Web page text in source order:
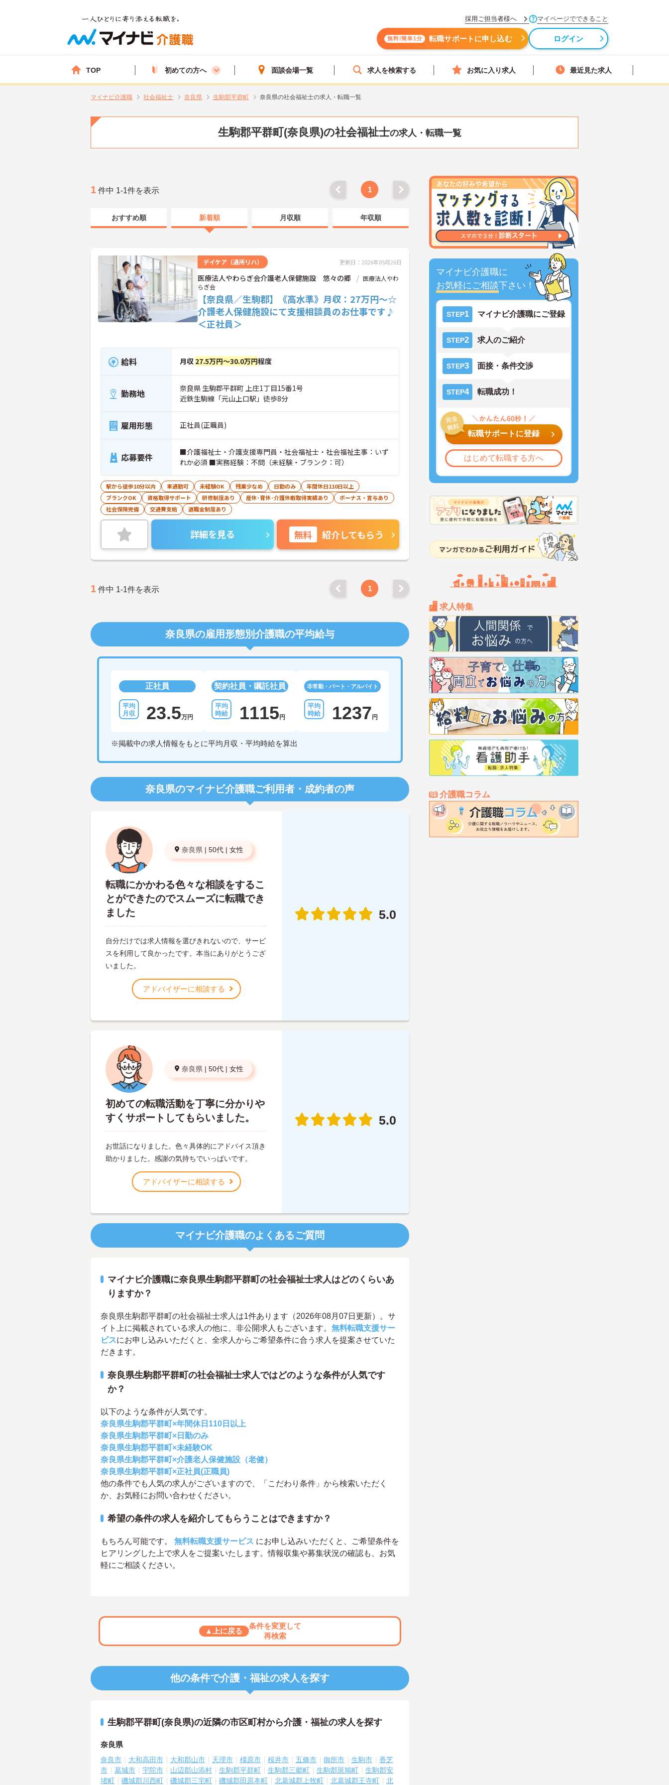
採用ご担当者様へ マイページでできること
無料!簡単1分 転職サポートに申し込む ログイン
TOP 初めての方へ 面談会場一覧 求人を検索する お気に入り求人 最近見た求人
マイナビ介護職 社会福祉士 奈良県 生駒郡平群町 奈良県の社会福祉士の求人・転職一覧
生駒郡平群町(奈良県)の社会福祉士の求人・転職一覧
マイナビ介護職に
お気軽にご相談下さい！
STEP1 マイナビ介護職にご登録
STEP2 求人のご紹介
STEP3 面接・条件交渉
STEP4 転職成功！
転職サポートに登録
はじめて転職する方へ
求人特集
介護職コラム
1 件中 1-1件を表示 1
おすすめ順 新着順 月収順 年収順
デイケア（通所リハ） 更新日：2026年05月26日
医療法人やわらぎ会介護老人保健施設 悠々の郷
医療法人やわ
らぎ会
【奈良県／生駒郡】《高水準》月収：27万円～☆
介護老人保健施設にて支援相談員のお仕事です♪
＜正社員＞
給料 月収 27.5万円～30.0万円程度
勤務地
奈良県 生駒郡平群町 上庄1丁目15番1号
近鉄生駒線「元山上口駅」徒歩8分
雇用形態 正社員(正職員)
応募要件
■介護福祉士・介護支援専門員・社会福祉士・社会福祉主事：いず
れか必須 ■実務経験：不問（未経験・ブランク：可）
駅から徒歩10分以内 車通勤可 未経験OK 残業少なめ 日勤のみ
年間休日110日以上
ブランクOK
資格取得サポート 研修制度あり 産休･育休･介護休暇取得実績あり
ボーナス・賞与あり
社会保険完備
交通費支給 退職金制度あり
詳細を見る 無料 紹介してもらう
1 件中 1-1件を表示 1
奈良県の雇用形態別介護職の平均給与
正社員
23.5万円
契約社員・嘱託社員
1115 円
非常勤・パート・アルバイト
1237 円
※掲載中の求人情報をもとに平均月収・平均時給を算出
奈良県のマイナビ介護職ご利用者・成約者の声
奈良県 | 50代 | 女性
転職にかかわる色々な相談をするこ
とができたのでスムーズに転職でき
ました
自分だけでは求人情報を選びきれないので、サービ
スを利用して良かったです。本当にありがとうござ
いました。
アドバイザーに相談する
5.0
奈良県 | 50代 | 女性
初めての転職活動を丁寧に分かりや
すくサポートしてもらいました。
お世話になりました。色々具体的にアドバイス頂き
助かりました。感謝の気持ちでいっぱいです。
アドバイザーに相談する
5.0
マイナビ介護職のよくあるご質問
マイナビ介護職に奈良県生駒郡平群町の社会福祉士求人はどのくらいあ
りますか？
奈良県生駒郡平群町の社会福祉士求人は1件あります（2026年08月07日更新）。サ
イト上に掲載されている求人の他に、非公開求人もございます。 無料転職支援サー
ビスにお申し込みいただくと、全求人からご希望条件に合う求人を提案させていた
だきます。
奈良県生駒郡平群町の社会福祉士求人ではどのような条件が人気です
か？
以下のような条件が人気です。
奈良県生駒郡平群町×年間休日110日以上
奈良県生駒郡平群町×日勤のみ
奈良県生駒郡平群町×未経験OK
奈良県生駒郡平群町×介護老人保健施設（老健）
奈良県生駒郡平群町×正社員(正職員)
他の条件でも人気の求人がございますので、「こだわり条件」から検索いただく
か、お気軽にお問い合わせください。
希望の条件の求人を紹介してもらうことはできますか？
もちろん可能です。 無料転職支援サービス にお申し込みいただくと、ご希望条件を
ヒアリングした上で求人をご提案いたします。情報収集や募集状況の確認も、お気
軽にご相談ください。
▲上に戻る
条件を変更して
再検索
他の条件で介護・福祉の求人を探す
生駒郡平群町(奈良県)の近隣の市区町村から介護・福祉の求人を探す
奈良県
奈良市 大和高田市 大和郡山市 天理市 橿原市 桜井市 五條市 御所市 生駒市
香芝
市
葛城市 宇陀市 山辺郡山添村 生駒郡平群町 生駒郡三郷町 生駒郡斑鳩町
生駒郡安
堵町
磯城郡川西町 磯城郡三宅町 磯城郡田原本町 北葛城郡上牧町 北葛城郡王寺町 北